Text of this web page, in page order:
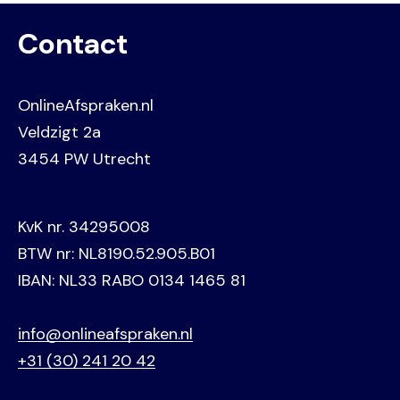
Contact
OnlineAfspraken.nl
Veldzigt 2a
3454 PW Utrecht
KvK nr. 34295008
BTW nr: NL8190.52.905.B01
IBAN: NL33 RABO 0134 1465 81
info@onlineafspraken.nl
+31 (30) 241 20 42